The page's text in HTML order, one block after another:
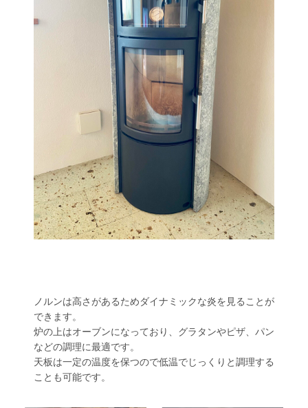
ノルンは高さがあるためダイナミックな炎を見ることが
できます。
炉の上はオーブンになっており、グラタンやピザ、パン
などの調理に最適です。
天板は一定の温度を保つので低温でじっくりと調理する
ことも可能です。